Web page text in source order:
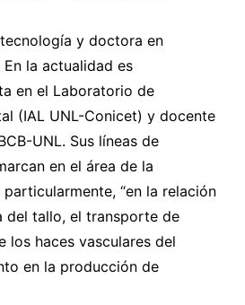
y doctora en
la actualidad es
en el Laboratorio de
(IAL UNL-Conicet) y docente
UNL. Sus líneas de
en el área de la
“en la relación
del tallo, el transporte de
los haces vasculares del
en la producción de